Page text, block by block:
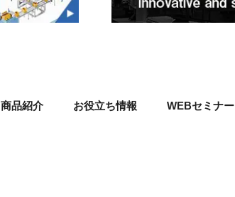
商品紹介 お役立ち情報 WEBセミナー